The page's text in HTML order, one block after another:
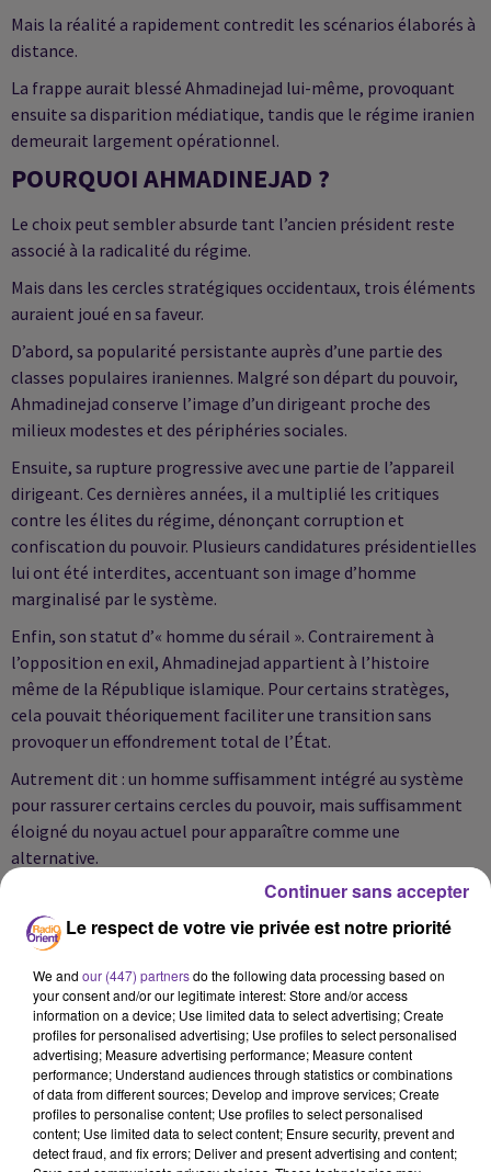
Mais la réalité a rapidement contredit les scénarios élaborés à
distance.
La frappe aurait blessé Ahmadinejad lui-même, provoquant
ensuite sa disparition médiatique, tandis que le régime iranien
demeurait largement opérationnel.
POURQUOI AHMADINEJAD ?
Le choix peut sembler absurde tant l’ancien président reste
associé à la radicalité du régime.
Mais dans les cercles stratégiques occidentaux, trois éléments
auraient joué en sa faveur.
D’abord, sa popularité persistante auprès d’une partie des
classes populaires iraniennes. Malgré son départ du pouvoir,
Ahmadinejad conserve l’image d’un dirigeant proche des
milieux modestes et des périphéries sociales.
Ensuite, sa rupture progressive avec une partie de l’appareil
dirigeant. Ces dernières années, il a multiplié les critiques
contre les élites du régime, dénonçant corruption et
confiscation du pouvoir. Plusieurs candidatures présidentielles
lui ont été interdites, accentuant son image d’homme
marginalisé par le système.
Enfin, son statut d’« homme du sérail ». Contrairement à
l’opposition en exil, Ahmadinejad appartient à l’histoire
même de la République islamique. Pour certains stratèges,
cela pouvait théoriquement faciliter une transition sans
provoquer un effondrement total de l’État.
Autrement dit : un homme suffisamment intégré au système
pour rassurer certains cercles du pouvoir, mais suffisamment
éloigné du noyau actuel pour apparaître comme une
alternative.
LE GRAND PARI : FAIRE TOMBER
TÉHÉRAN PAR LE CHOC
Les révélations décrivent une stratégie beaucoup plus vaste
qu’une simple campagne militaire.
Le scénario supposé reposait sur plusieurs séquences :
décapiter une partie de la hiérarchie politique et
sécuritaire ;
provoquer un choc psychologique massif ;
Le respect de votre vie privée est notre priorité
We and our (447) partnersdo the following data processing based on
your consent and/or our legitimate interest: Store and/or access
information on a device; Use limited data to select advertising; Create
profiles for personalised advertising; Use profiles to select personalised
advertising; Measure advertising performance; Measure content
performance; Understand audiences through statistics or combinations
of data from different sources; Develop and improve services; Create
profiles to personalise content; Use profiles to select personalised
content; Use limited data to select content; Ensure security, prevent and
detect fraud, and fix errors; Deliver and present advertising and content;
Continuer sans accepter